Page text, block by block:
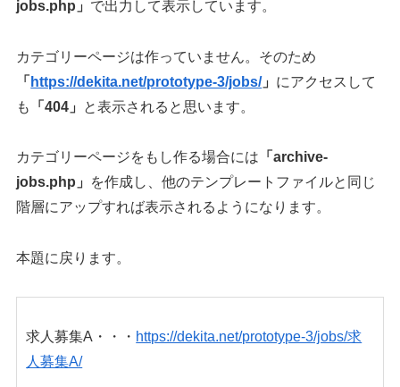
jobs.php」 で出力して表示しています。
カテゴリーページは作っていません。そのため
「 https://dekita.net/prototype-3/jobs/」 にアクセスして
も
「404」 と表示されると思います。
カテゴリーページをもし作る場合には 「archive-
jobs.php」
を作成し、他のテンプレートファイルと同じ
階層にアップすれば表示されるようになります。
本題に戻ります。
求人募集A・・・ https://dekita.net/prototype-3/jobs/求
人募集A/